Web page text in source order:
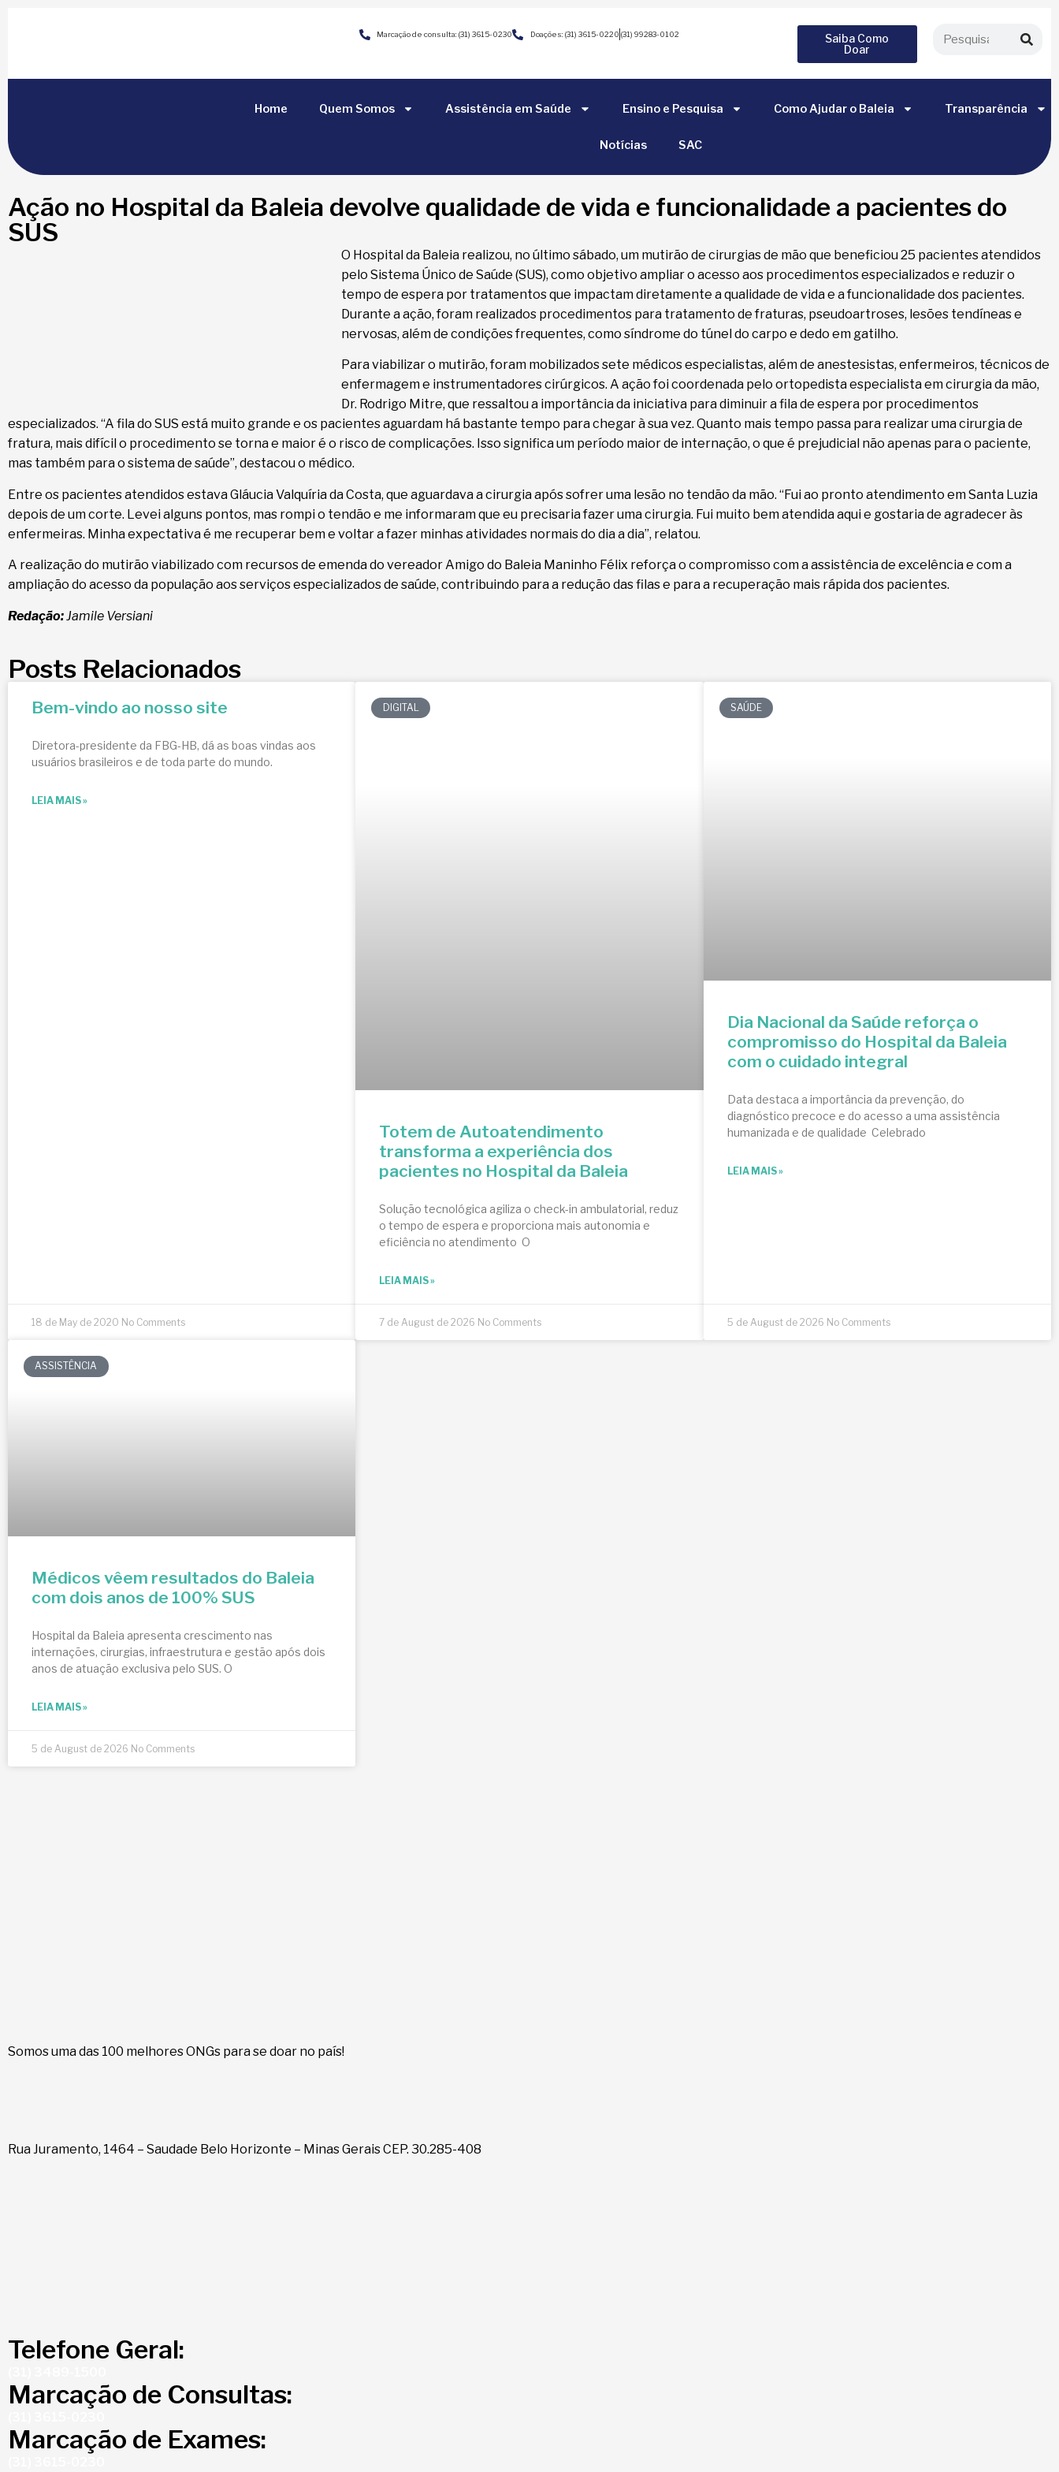
Marcação de consulta: (31) 3615-0230 Doações: (31) 3615-0220 (31) 99283-0102
Saiba Como
Doar
Home Quem Somos Assistência em Saúde Ensino e Pesquisa Como Ajudar o Baleia Transparência
Notícias SAC
Ação no Hospital da Baleia devolve qualidade de vida e funcionalidade a pacientes do
SUS
O Hospital da Baleia realizou, no último sábado, um mutirão de cirurgias de mão que beneficiou 25 pacientes atendidos
pelo Sistema Único de Saúde (SUS), como objetivo ampliar o acesso aos procedimentos especializados e reduzir o
tempo de espera por tratamentos que impactam diretamente a qualidade de vida e a funcionalidade dos pacientes.
Durante a ação, foram realizados procedimentos para tratamento de fraturas, pseudoartroses, lesões tendíneas e
nervosas, além de condições frequentes, como síndrome do túnel do carpo e dedo em gatilho.
Para viabilizar o mutirão, foram mobilizados sete médicos especialistas, além de anestesistas, enfermeiros, técnicos de
enfermagem e instrumentadores cirúrgicos. A ação foi coordenada pelo ortopedista especialista em cirurgia da mão,
Dr. Rodrigo Mitre, que ressaltou a importância da iniciativa para diminuir a fila de espera por procedimentos
especializados. “A fila do SUS está muito grande e os pacientes aguardam há bastante tempo para chegar à sua vez. Quanto mais tempo passa para realizar uma cirurgia de
fratura, mais difícil o procedimento se torna e maior é o risco de complicações. Isso significa um período maior de internação, o que é prejudicial não apenas para o paciente,
mas também para o sistema de saúde”, destacou o médico.
Entre os pacientes atendidos estava Gláucia Valquíria da Costa, que aguardava a cirurgia após sofrer uma lesão no tendão da mão. “Fui ao pronto atendimento em Santa Luzia
depois de um corte. Levei alguns pontos, mas rompi o tendão e me informaram que eu precisaria fazer uma cirurgia. Fui muito bem atendida aqui e gostaria de agradecer às
enfermeiras. Minha expectativa é me recuperar bem e voltar a fazer minhas atividades normais do dia a dia”, relatou.
A realização do mutirão viabilizado com recursos de emenda do vereador Amigo do Baleia Maninho Félix reforça o compromisso com a assistência de excelência e com a
ampliação do acesso da população aos serviços especializados de saúde, contribuindo para a redução das filas e para a recuperação mais rápida dos pacientes.
Redação:Jamile Versiani
Posts Relacionados
Bem-vindo ao nosso site
Diretora-presidente da FBG-HB, dá as boas vindas aos
usuários brasileiros e de toda parte do mundo.
LEIA MAIS »
18 de May de 2020 No Comments
DIGITAL
Totem de Autoatendimento
transforma a experiência dos
pacientes no Hospital da Baleia
Solução tecnológica agiliza o check-in ambulatorial, reduz
o tempo de espera e proporciona mais autonomia e
eficiência no atendimento O
LEIA MAIS »
7 de August de 2026 No Comments
SAÚDE
Dia Nacional da Saúde reforça o
compromisso do Hospital da Baleia
com o cuidado integral
Data destaca a importância da prevenção, do
diagnóstico precoce e do acesso a uma assistência
humanizada e de qualidade Celebrado
LEIA MAIS »
5 de August de 2026 No Comments
ASSISTÊNCIA
Médicos vêem resultados do Baleia
com dois anos de 100% SUS
Hospital da Baleia apresenta crescimento nas
internações, cirurgias, infraestrutura e gestão após dois
anos de atuação exclusiva pelo SUS. O
LEIA MAIS »
5 de August de 2026 No Comments
Somos uma das 100 melhores ONGs para se doar no país!
Rua Juramento, 1464 – Saudade Belo Horizonte – Minas Gerais CEP. 30.285-408
Telefone Geral:
Marcação de Consultas:
Marcação de Exames: